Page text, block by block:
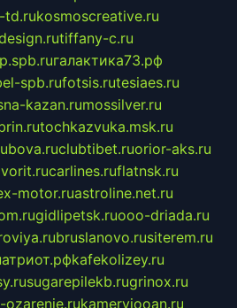
td.rukosmoscreative.ru
tiffany-c.ru
галактика73.рф
spb.rufotsis.rutesiaes.ru
kazan.rumossilver.ru
tochkazvuka.msk.ru
clubtibet.ruorior-aks.ru
carlines.ruflatnsk.ru
motor.ruastroline.net.ru
gidlipetsk.ruooo-driada.ru
bruslanovo.rusiterem.ru
kafekolizey.ru
sugarepilekb.rugrinox.ru
ozarenie.rukameryjooan.ru